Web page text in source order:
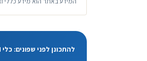
להתכונן לפני שפונים: כלי AI לפי הנושא של המדריך